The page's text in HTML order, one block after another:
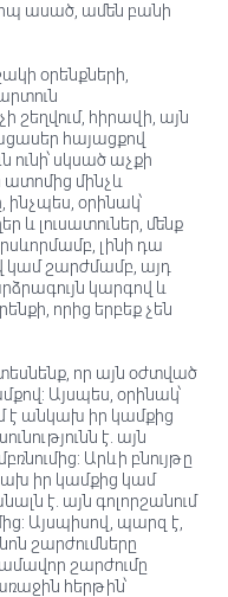
ասած, ամեն բանի
օրենքների,
շեղվում, հիրավի, այն
հայացքով
ունի՝ սկսած աչքի
մինչև
օրինակ՝
և լուսատուներ, մենք
լինի դա
կամ շարժմամբ, այդ
կարգով և
որից երբեք չեն
որ այն օժտված
Այսպես, օրինակ՝
է անկախ իր կամքից
է. այն
Արևի բնույթը
իր կամքից կամ
է. այն գոլորշանում
Այսպիսով, պարզ է,
շարժումները
շարժումը
հերթին՝